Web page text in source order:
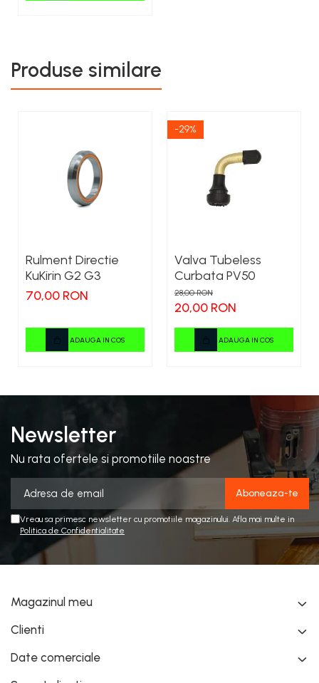
Produse similare
Rulment Directie
KuKirin G2 G3
70,00 RON
ADAUGA IN COS
-29%
Valva Tubeless
Curbata PV50
28,00 RON
20,00 RON
ADAUGA IN COS
Newsletter
Nu rata ofertele si promotiile noastre
Vreau sa primesc newsletter cu promotiile magazinului. Afla mai multe in
Politica de Confidentialitate
Magazinul meu
Clienti
Date comerciale